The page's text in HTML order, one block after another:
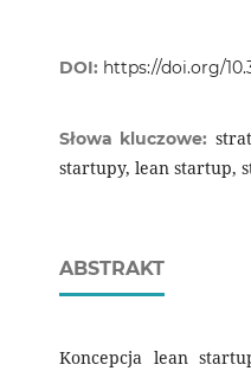
DOI: https://doi.org/
Słowa kluczowe:
startupy, lean startup,
ABSTRAKT
Koncepcja lean